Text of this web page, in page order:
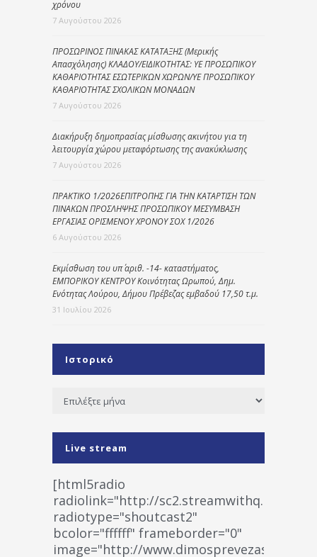
χρόνου
7 Αυγούστου 2026
ΠΡΟΣΩΡΙΝΟΣ ΠΙΝΑΚΑΣ ΚΑΤΑΤΑΞΗΣ (Μερικής
Απασχόλησης) ΚΛΑΔΟΥ/ΕΙΔΙΚΟΤΗΤΑΣ: ΥΕ ΠΡΟΣΩΠΙΚΟΥ
ΚΑΘΑΡΙΟΤΗΤΑΣ ΕΣΩΤΕΡΙΚΩΝ ΧΩΡΩΝ/ΥΕ ΠΡΟΣΩΠΙΚΟΥ
ΚΑΘΑΡΙΟΤΗΤΑΣ ΣΧΟΛΙΚΩΝ ΜΟΝΑΔΩΝ
7 Αυγούστου 2026
Διακήρυξη δημοπρασίας μίσθωσης ακινήτου για τη
λειτουργία χώρου μεταφόρτωσης της ανακύκλωσης
7 Αυγούστου 2026
ΠΡΑΚΤΙΚΟ 1/2026ΕΠΙΤΡΟΠΗΣ ΓΙΑ ΤΗΝ ΚΑΤΑΡΤΙΣΗ ΤΩΝ
ΠΙΝΑΚΩΝ ΠΡΟΣΛΗΨΗΣ ΠΡΟΣΩΠΙΚΟΥ ΜΕΣΥΜΒΑΣΗ
ΕΡΓΑΣΙΑΣ ΟΡΙΣΜΕΝΟΥ ΧΡΟΝΟΥ ΣΟΧ 1/2026
6 Αυγούστου 2026
Εκμίσθωση του υπ΄ αριθ. -14- καταστήματος,
ΕΜΠΟΡΙΚΟΥ ΚΕΝΤΡΟΥ Κοινότητας Ωρωπού, Δημ.
Ενότητας Λούρου, Δήμου Πρέβεζας εμβαδού 17,50 τ.μ.
31 Ιουλίου 2026
Ιστορικό
Ιστορικό
Live stream
[html5radio
radiolink="http://
radiotype="shoutcast2"
bcolor="ffffff" frameborder="0"
image="http://www.dimosprevezas.gr/wp-